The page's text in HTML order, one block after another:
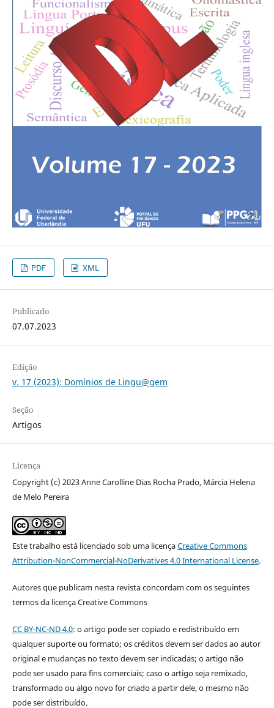
PDF XML
Publicado
07.07.2023
Edição
v. 17 (2023): Domínios de Lingu@gem
Seção
Artigos
Licença
Copyright (c) 2023 Anne Carolline Dias Rocha Prado, Márcia Helena
de Melo Pereira
Este trabalho está licenciado sob uma licençaCreative Commons
Attribution-NonCommercial-NoDerivatives 4.0 International License.
Autores que publicam nesta revista concordam com os seguintes
termos da licença Creative Commons
CC BY-NC-ND 4.0: o artigo pode ser copiado e redistribuído em
qualquer suporte ou formato; os créditos devem ser dados ao autor
original e mudanças no texto devem ser indicadas; o artigo não
pode ser usado para fins comerciais; caso o artigo seja remixado,
transformado ou algo novo for criado a partir dele, o mesmo não
pode ser distribuído.